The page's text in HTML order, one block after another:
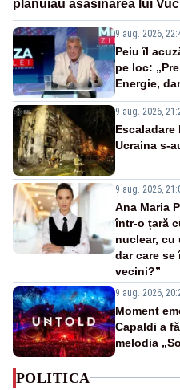
plănuiau asasinarea lui
9 aug. 2026,
Peiu îl
pe loc:
Energie,
9 aug. 2026,
Ucraina s-
9 aug. 2026,
Ana Maria
într-o țară
nuclear, cu
dar care se
vecini?”
9 aug. 2026,
Moment
Capaldi a
melodia
POLITICA